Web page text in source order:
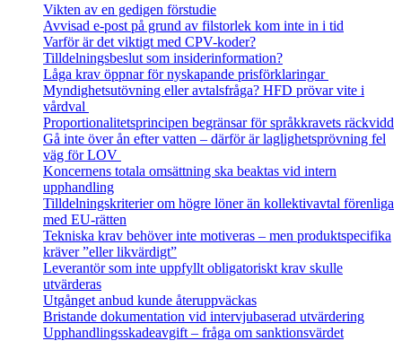
Vikten av en gedigen förstudie
Avvisad e-post på grund av filstorlek kom inte in i tid
Varför är det viktigt med CPV-koder?
Tilldelningsbeslut som insiderinformation?
Låga krav öppnar för nyskapande prisförklaringar
Myndighetsutövning eller avtalsfråga? HFD prövar vite i
vårdval
Proportionalitetsprincipen begränsar för språkkravets räckvidd
Gå inte över ån efter vatten – därför är laglighetsprövning fel
väg för LOV
Koncernens totala omsättning ska beaktas vid intern
upphandling
Tilldelningskriterier om högre löner än kollektivavtal förenliga
med EU‑rätten
Tekniska krav behöver inte motiveras – men produktspecifika
kräver ”eller likvärdigt”
Leverantör som inte uppfyllt obligatoriskt krav skulle
utvärderas
Utgånget anbud kunde återuppväckas
Bristande dokumentation vid intervjubaserad utvärdering
Upphandlingsskadeavgift – fråga om sanktionsvärdet